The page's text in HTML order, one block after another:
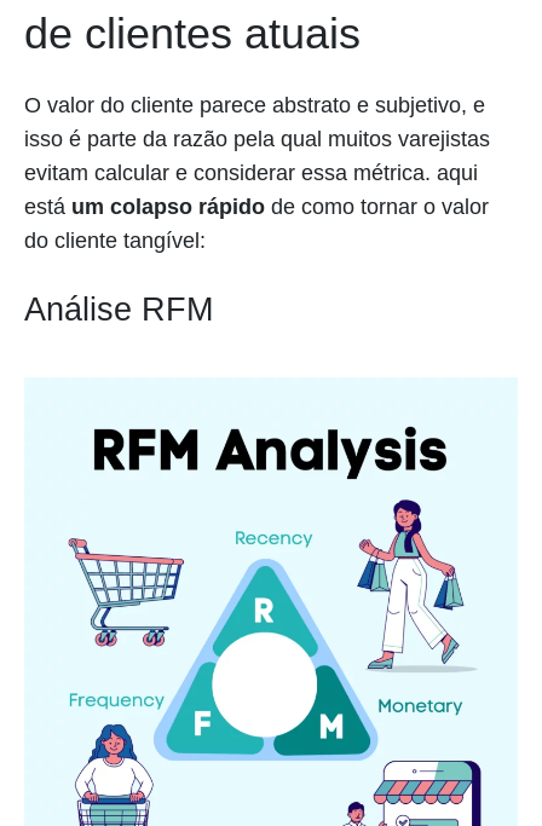
de clientes atuais
O valor do cliente parece abstrato e subjetivo, e
isso é parte da razão pela qual muitos varejistas
evitam calcular e considerar essa métrica. aqui
está um colapso rápido de como tornar o valor
do cliente tangível:
Análise RFM